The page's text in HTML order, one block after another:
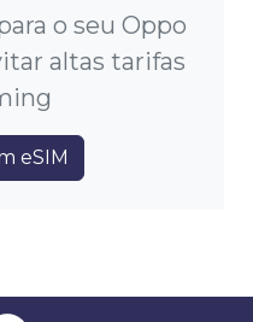
o seu Oppo
altas tarifas
eSIM